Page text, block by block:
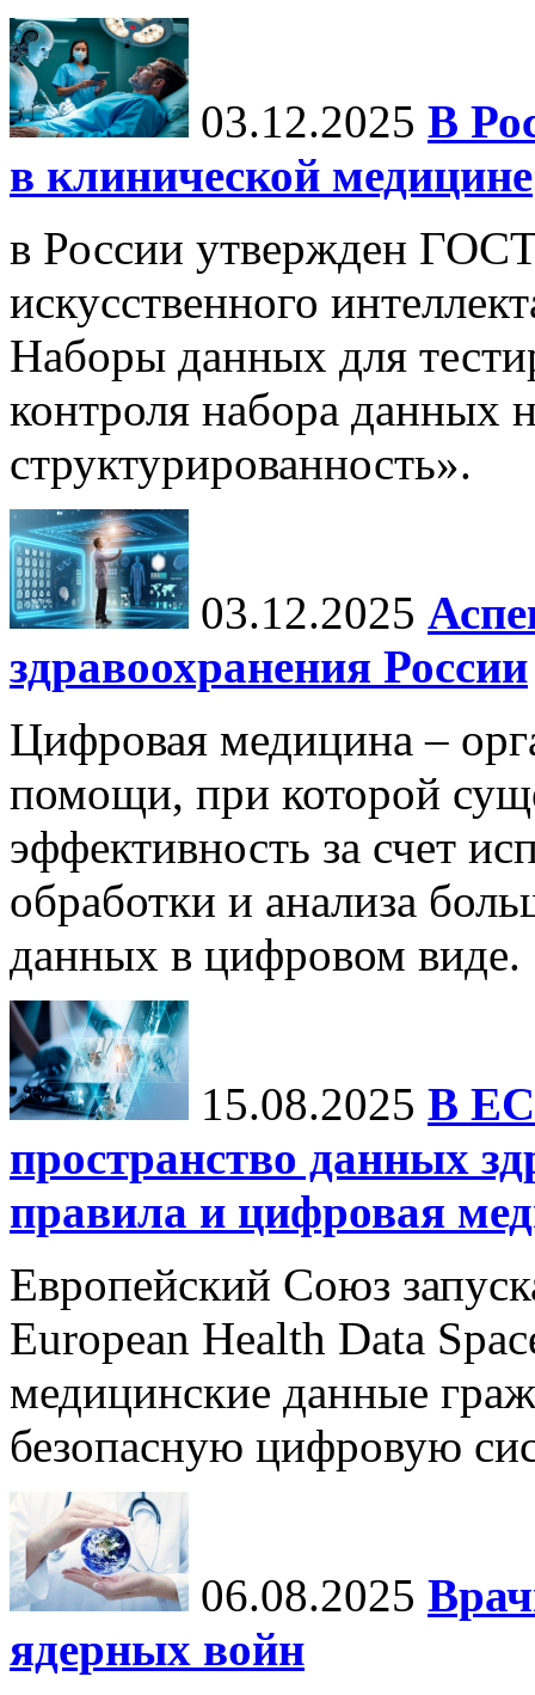
03.12.2025 В
в клинической медицине
в России утвержден
искусственного
Наборы данных для
контроля набора данных
структурированность».
03.12.2025
здравоохранения России
Цифровая медицина –
помощи, при которой
эффективность за счет
обработки и анализа
данных в цифровом виде.
15.08.2025 В ЕС
пространство данных
правила и цифровая
Европейский Союз
European Health Data
медицинские данные
безопасную цифровую
06.08.2025
ядерных войн